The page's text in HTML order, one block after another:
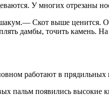
У многих отрезаны
Скот выше ценится. От
дамбы, точить камень.
работают в прядильных
пальм появились высокие